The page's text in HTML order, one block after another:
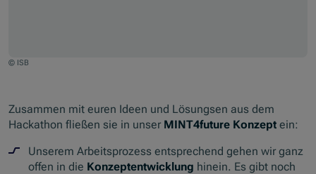
© ISB
Zusammen mit euren Ideen und Lösungsen aus dem
Hackathon fließen sie in unser MINT4future Konzept ein:
Unserem Arbeitsprozess entsprechend gehen wir ganz
offen in die Konzeptentwicklung hinein. Es gibt noch